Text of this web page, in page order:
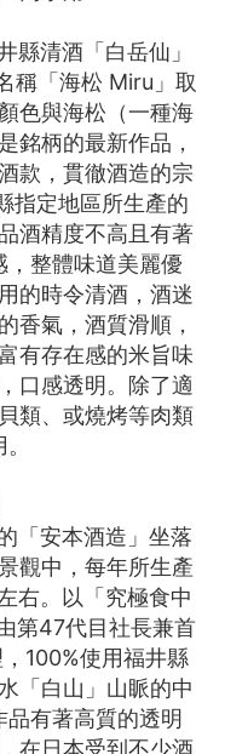
縣清酒「白岳仙」
稱「海松 Miru」取
色與海松（一種海
銘柄的最新作品，
款，貫徹酒造的宗
指定地區所生產的
酒精度不高且有著
，整體味道美麗優
的時令清酒，酒迷
香氣，酒質滑順，
有存在感的米旨味
口感透明。除了適
類、或燒烤等肉類
「安本酒造」坐落
觀中，每年所生產
右。以「究極食中
第47代目社長兼首
100%使用福井縣
「白山」山眽的中
有著高質的透明
在日本受到不少酒